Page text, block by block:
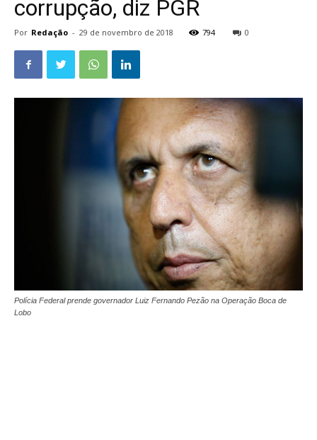
corrupção, diz PGR
Por Redação - 29 de novembro de 2018 794 0
Polícia Federal prende governador Luiz Fernando Pezão na Operação Boca de
Lobo